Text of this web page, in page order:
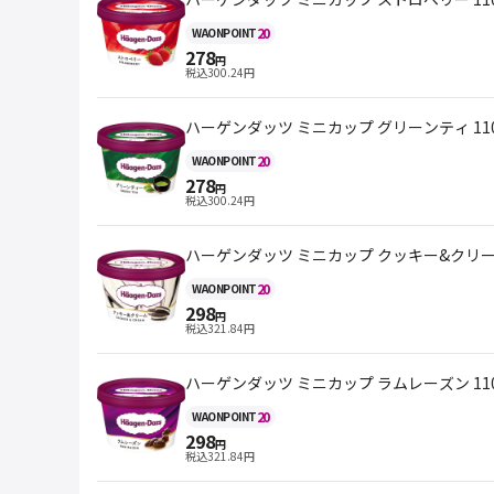
WAONPOINT20
278円
税込300.24円
ハーゲンダッツ ミニカップ グリーンティ
WAONPOINT20
278円
税込300.24円
ハーゲンダッツ ミニカップ クッキー&クリ
WAONPOINT20
298円
税込321.84円
ハーゲンダッツ ミニカップ ラムレーズン
WAONPOINT20
298円
税込321.84円